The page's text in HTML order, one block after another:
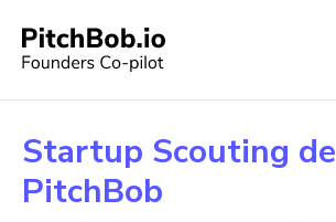
Startup Scouting de
PitchBob